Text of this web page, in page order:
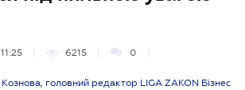
6215 0
головний редактор LIGA ZAKON Бізнес